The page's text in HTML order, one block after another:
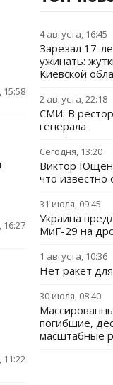
15:58
16:27
11:22
4 августа, 16:45
Зарезал 17-
ужинать:
Киевской
2 августа, 22:18
СМИ: В
генерала
Сегодня, 13:20
Виктор
что известно
31 июля, 09:45
Украина
МиГ-29 на
1 августа, 10:36
Нет ракет
30 июля, 08:40
погибшие,
масштабные